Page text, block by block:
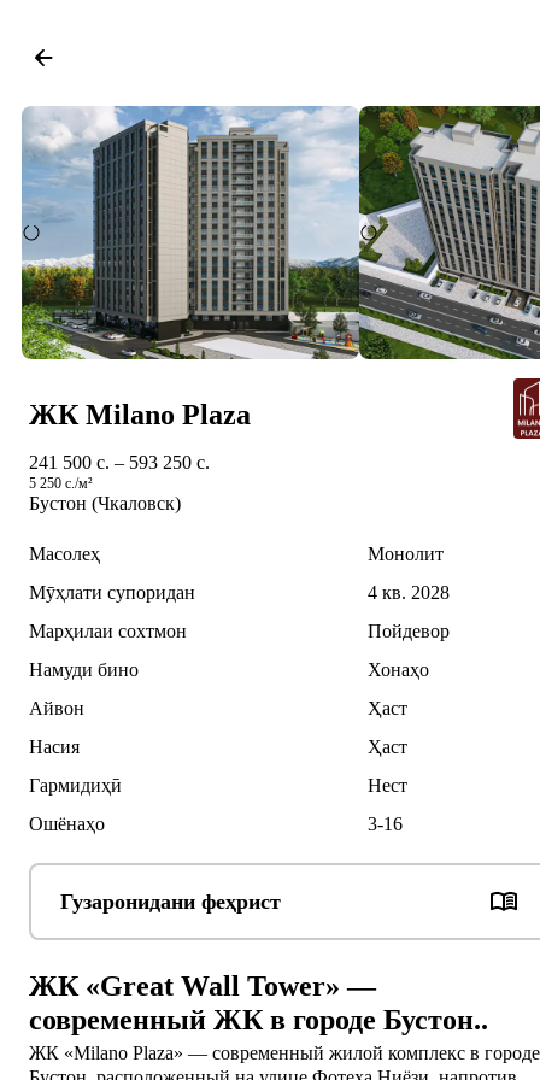
ЖК Milano Plaza
241 500 c. – 593 250 c.
5 250 c./м²
Бустон (Чкаловск)
Масолеҳ
Монолит
Мӯҳлати супоридан
4 кв. 2028
Марҳилаи сохтмон
Пойдевор
Намуди бино
Хонаҳо
Айвон
Ҳаст
Насия
Ҳаст
Гармидиҳӣ
Нест
Ошёнаҳо
3-16
Гузаронидани феҳрист
ЖК «Great Wall Tower» —
современный ЖК в городе Бустон..
ЖК «Milano Plaza» — современный жилой комплекс в